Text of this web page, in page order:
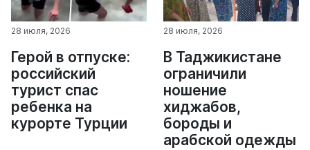
28 июля, 2026
Герой в отпуске:
российский
турист спас
ребенка на
курорте Турции
28 июля, 2026
В Таджикистане
ограничили
ношение
хиджабов,
бороды и
арабской одежды